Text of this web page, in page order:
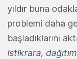
yıldır buna
problemi daha
başladıklarını
istikrara,